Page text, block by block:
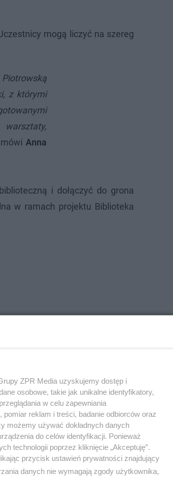
mogą liczyć na szereg
z którymi
Anna
i dołączyć do grona
w ramach projektu Biblioteka
ZPR Media uzyskujemy dostęp i
osobowe, takie jak unikalne identyfikatory,
w celu zapewniania
reklam i treści, badanie odbiorców oraz
możemy używać dokładnych danych
do celów identyfikacji. Ponieważ
technologii poprzez kliknięcie „Akceptuję”.
przycisk ustawień prywatności znajdujący
danych nie wymagają zgody użytkownika,